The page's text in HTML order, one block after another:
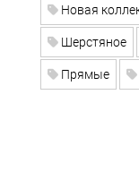
Новая
Шерстяное
Прямые